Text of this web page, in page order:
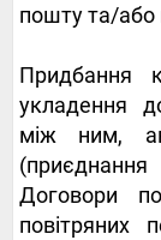
пошту та/
Придбання
укладення
між ним,
(приєднання
Договори
повітряних